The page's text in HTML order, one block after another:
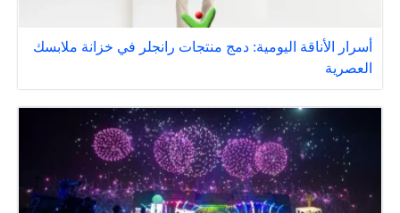
أسرار الأناقة اليومية: دمج منتجات رانجلر في خزانة ملابسك
العصرية